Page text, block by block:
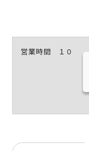
営業時間 １０